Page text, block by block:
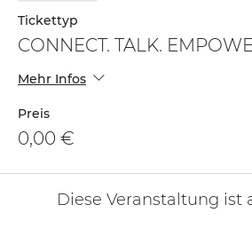
Tickettyp
CONNECT. TALK.
Mehr Infos
Preis
0,00 €
Diese Veranstaltung ist